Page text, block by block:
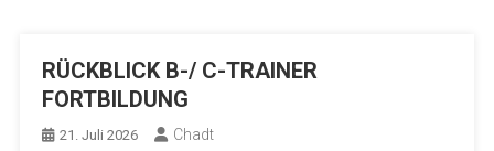
RÜCKBLICK B-/ C-TRAINER
FORTBILDUNG
21. Juli 2026 Chadt